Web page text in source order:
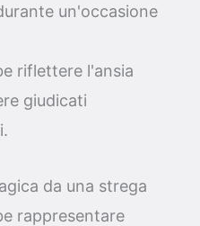
un'occasione
riflettere l'ansia
giudicati
da una strega
rappresentare